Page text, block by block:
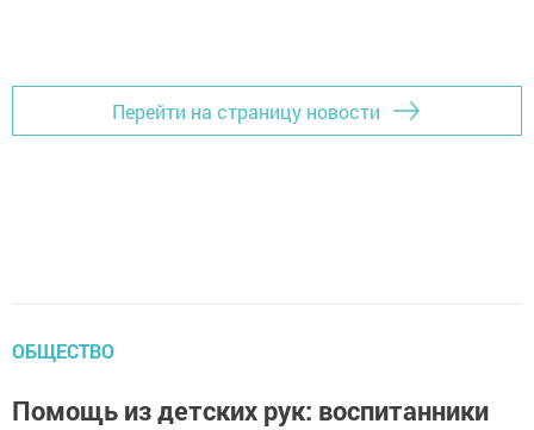
Перейти на страницу новости
ОБЩЕСТВО
Помощь из детских рук: воспитанники